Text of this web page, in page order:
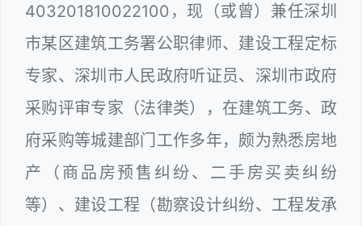
403201810022100，现（或曾）兼任深圳
市某区建筑工务署公职律师、建设工程定标
专家、深圳市人民政府听证员、深圳市政府
采购评审专家（法律类），在建筑工务、政
府采购等城建部门工作多年，颇为熟悉房地
产（商品房预售纠纷、二手房买卖纠纷
等）、建设工程（勘察设计纠纷、工程发承